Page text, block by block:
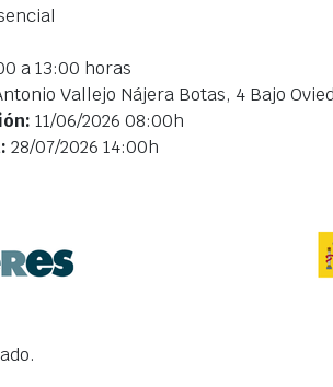
a 13:00 horas
Vallejo Nájera Botas, 4 Bajo
11/06/2026 08:00h
28/07/2026 14:00h